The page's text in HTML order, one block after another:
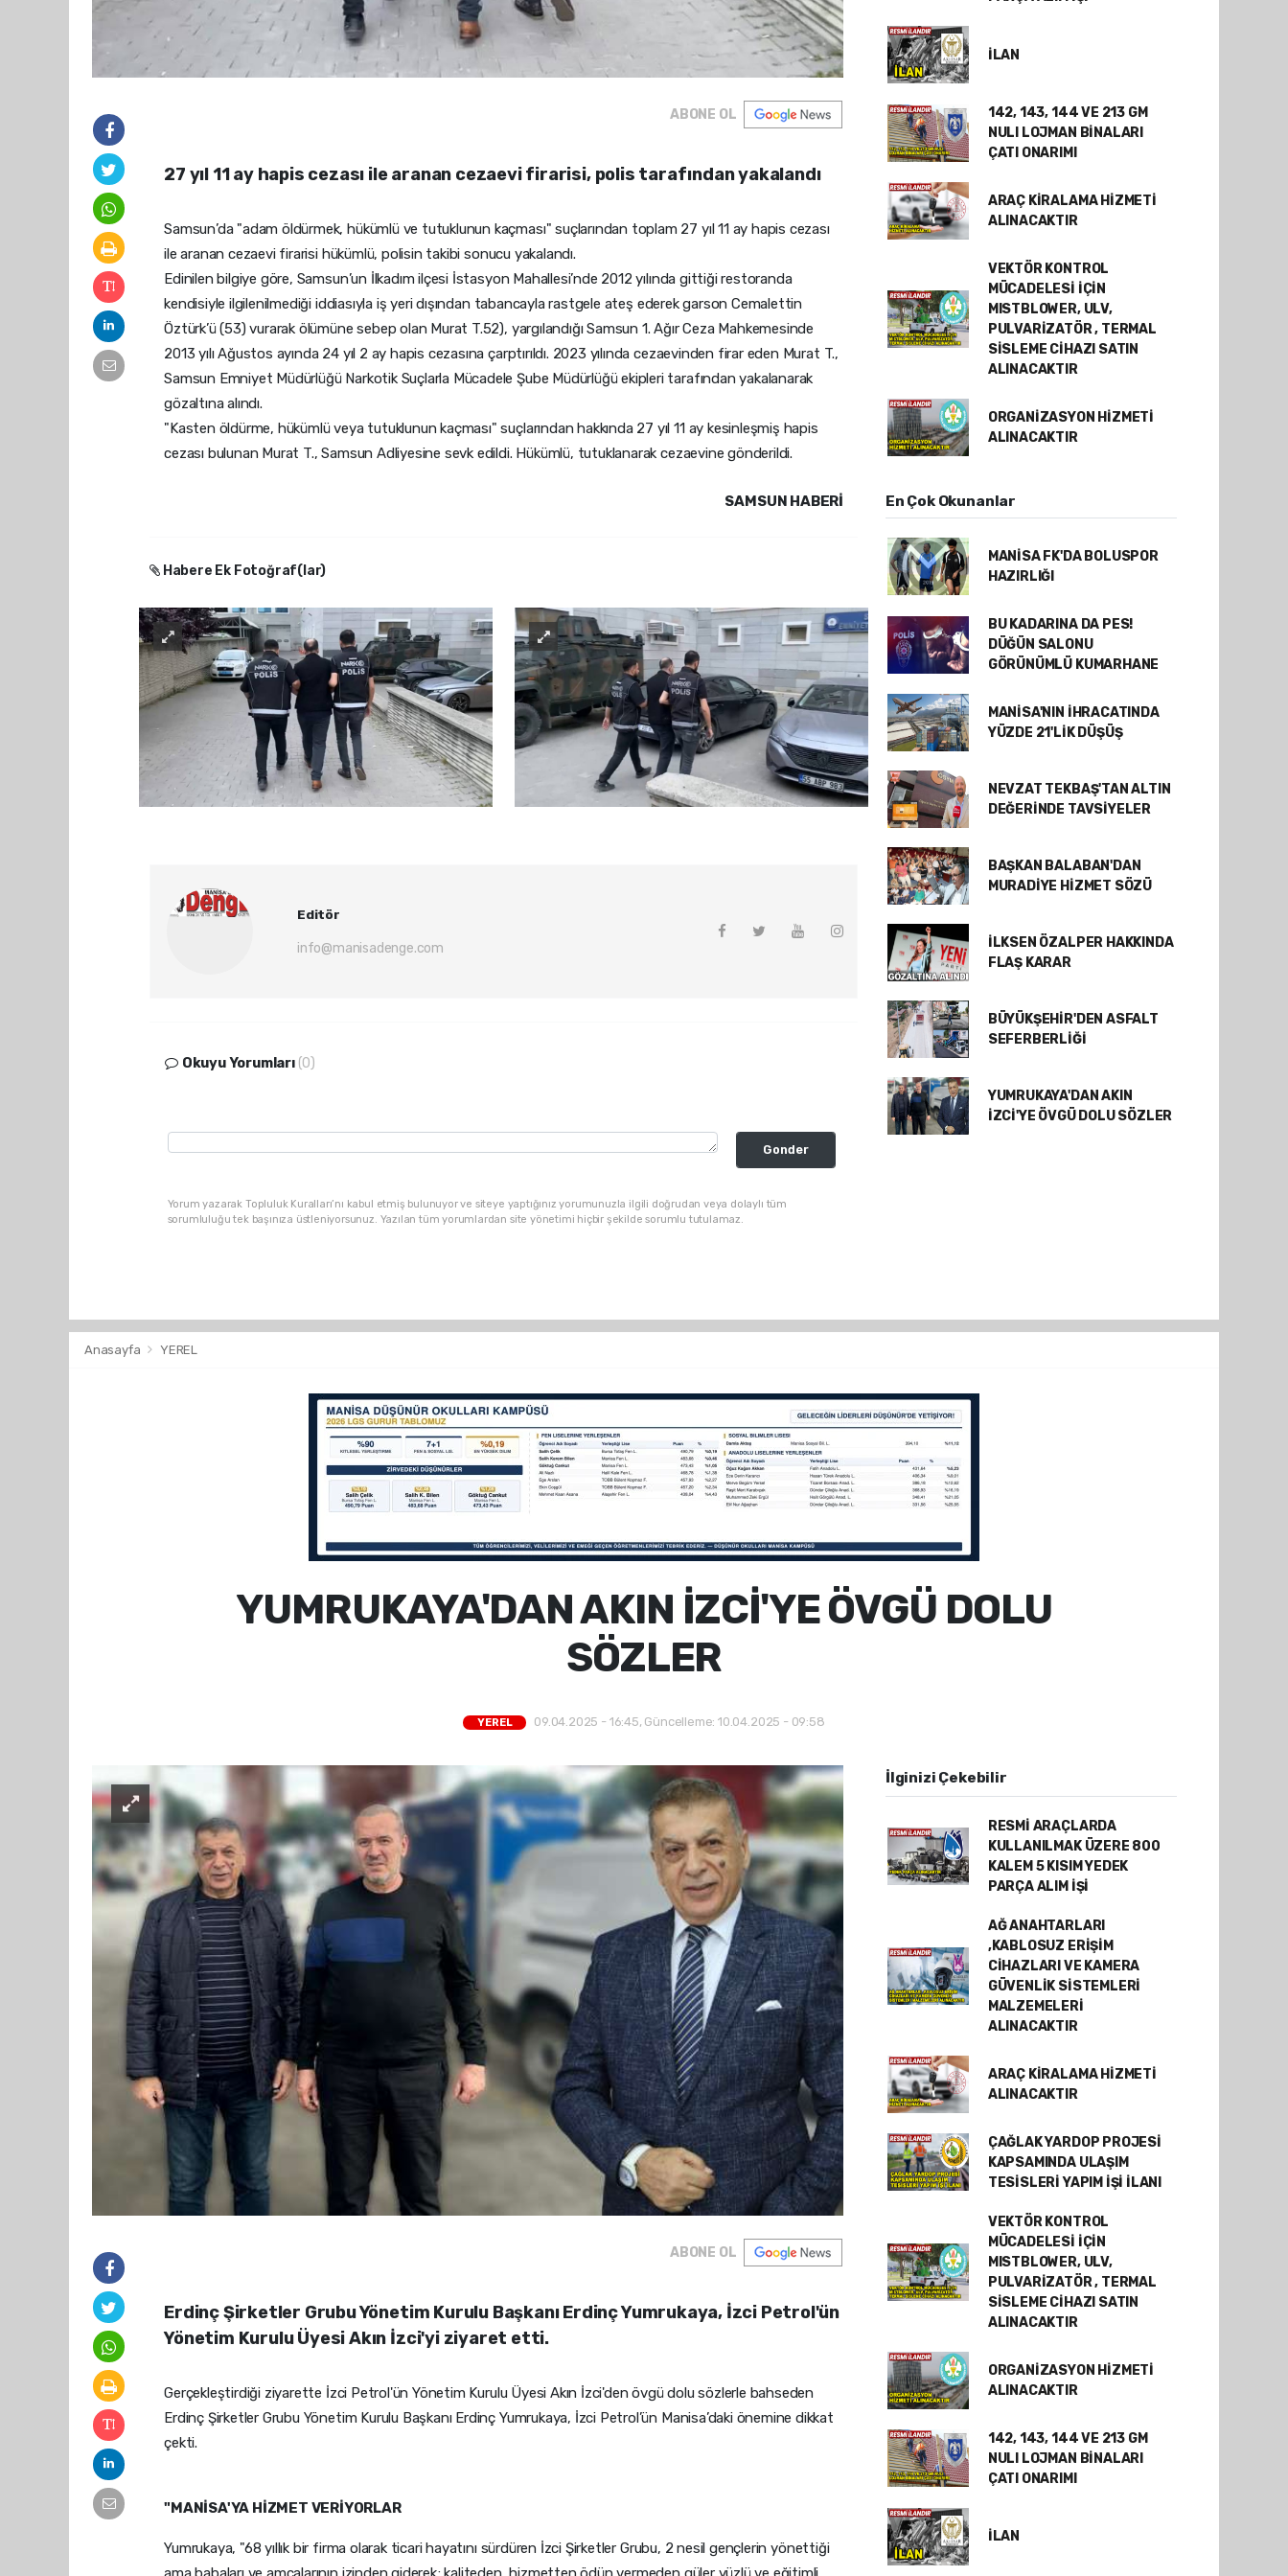
ABONE OL
27 yıl 11 ay hapis cezası ile aranan cezaevi firarisi, polis tarafından yakalandı
Samsun’da "adam öldürmek, hükümlü ve tutuklunun kaçması" suçlarından toplam 27 yıl 11 ay hapis cezası
ile aranan cezaevi firarisi hükümlü, polisin takibi sonucu yakalandı.
Edinilen bilgiye göre, Samsun’un İlkadım ilçesi İstasyon Mahallesi’nde 2012 yılında gittiği restoranda
kendisiyle ilgilenilmediği iddiasıyla iş yeri dışından tabancayla rastgele ateş ederek garson Cemalettin
Öztürk’ü (53) vurarak ölümüne sebep olan Murat T.52), yargılandığı Samsun 1. Ağır Ceza Mahkemesinde
2013 yılı Ağustos ayında 24 yıl 2 ay hapis cezasına çarptırıldı. 2023 yılında cezaevinden firar eden Murat T.,
Samsun Emniyet Müdürlüğü Narkotik Suçlarla Mücadele Şube Müdürlüğü ekipleri tarafından yakalanarak
gözaltına alındı.
"Kasten öldürme, hükümlü veya tutuklunun kaçması" suçlarından hakkında 27 yıl 11 ay kesinleşmiş hapis
cezası bulunan Murat T., Samsun Adliyesine sevk edildi. Hükümlü, tutuklanarak cezaevine gönderildi.
SAMSUN HABERİ
Habere Ek Fotoğraf(lar)
Editör
info@manisadenge.com
Okuyu Yorumları (0)
Gonder
Yorum yazarak Topluluk Kuralları’nı kabul etmiş bulunuyor ve siteye yaptığınız yorumunuzla ilgili doğrudan veya dolaylı tüm
sorumluluğu tek başınıza üstleniyorsunuz. Yazılan tüm yorumlardan site yönetimi hiçbir şekilde sorumlu tutulamaz.
İLAN
142, 143, 144 VE 213 GM
NULI LOJMAN BİNALARI
ÇATI ONARIMI
ARAÇ KİRALAMA HİZMETİ
ALINACAKTIR
VEKTÖR KONTROL
MÜCADELESİ İÇİN
MISTBLOWER, ULV,
PULVARİZATÖR , TERMAL
SİSLEME CİHAZI SATIN
ALINACAKTIR
ORGANİZASYON HİZMETİ
ALINACAKTIR
En Çok Okunanlar
MANİSA FK'DA BOLUSPOR
HAZIRLIĞI
BU KADARINA DA PES!
DÜĞÜN SALONU
GÖRÜNÜMLÜ KUMARHANE
MANİSA'NIN İHRACATINDA
YÜZDE 21'LİK DÜŞÜŞ
NEVZAT TEKBAŞ'TAN ALTIN
DEĞERİNDE TAVSİYELER
BAŞKAN BALABAN'DAN
MURADİYE HİZMET SÖZÜ
İLKSEN ÖZALPER HAKKINDA
FLAŞ KARAR
BÜYÜKŞEHİR'DEN ASFALT
SEFERBERLİĞİ
YUMRUKAYA'DAN AKIN
İZCİ'YE ÖVGÜ DOLU SÖZLER
Anasayfa YEREL
YUMRUKAYA'DAN AKIN İZCİ'YE ÖVGÜ DOLU
SÖZLER
YEREL 09.04.2025 - 16:45, Güncelleme: 10.04.2025 - 09:58
ABONE OL
Erdinç Şirketler Grubu Yönetim Kurulu Başkanı Erdinç Yumrukaya, İzci Petrol'ün
Yönetim Kurulu Üyesi Akın İzci'yi ziyaret etti.
Gerçekleştirdiği ziyarette İzci Petrol'ün Yönetim Kurulu Üyesi Akın İzci'den övgü dolu sözlerle bahseden
Erdinç Şirketler Grubu Yönetim Kurulu Başkanı Erdinç Yumrukaya, İzci Petrol’ün Manisa’daki önemine dikkat
çekti.
"MANİSA'YA HİZMET VERİYORLAR
Yumrukaya, "68 yıllık bir firma olarak ticari hayatını sürdüren İzci Şirketler Grubu, 2 nesil gençlerin yönettiği
İlginizi Çekebilir
RESMİ ARAÇLARDA
KULLANILMAK ÜZERE 800
KALEM 5 KISIM YEDEK
PARÇA ALIM İŞİ
AĞ ANAHTARLARI
,KABLOSUZ ERİŞİM
CİHAZLARI VE KAMERA
GÜVENLİK SİSTEMLERİ
MALZEMELERİ
ALINACAKTIR
ARAÇ KİRALAMA HİZMETİ
ALINACAKTIR
ÇAĞLAK YARDOP PROJESİ
KAPSAMINDA ULAŞIM
TESİSLERİ YAPIM İŞİ İLANI
VEKTÖR KONTROL
MÜCADELESİ İÇİN
MISTBLOWER, ULV,
PULVARİZATÖR , TERMAL
SİSLEME CİHAZI SATIN
ALINACAKTIR
ORGANİZASYON HİZMETİ
ALINACAKTIR
142, 143, 144 VE 213 GM
NULI LOJMAN BİNALARI
ÇATI ONARIMI
İLAN